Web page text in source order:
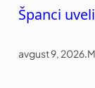
Španci
avgust 9, 2026.